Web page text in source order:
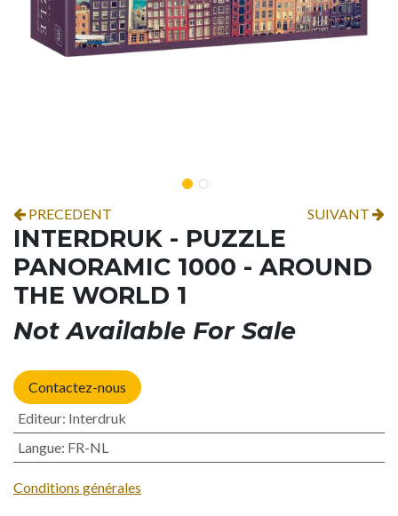
PRECEDENT SUIVANT
INTERDRUK - PUZZLE
PANORAMIC 1000 - AROUND
THE WORLD 1
Not Available For Sale
Contactez-nous
Editeur: Interdruk
Langue: FR-NL
Conditions générales